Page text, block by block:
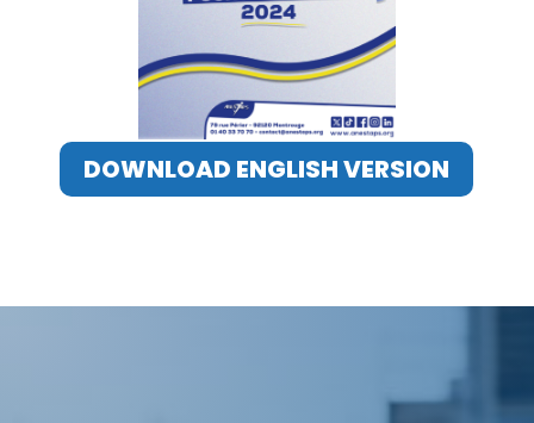
DOWNLOAD ENGLISH VERSION